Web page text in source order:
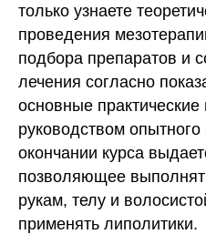
только узнаете
проведения
подбора препаратов и
лечения согласно
основные
руководством
окончании курса
позволяющее
рукам, телу и
применять липолитики.